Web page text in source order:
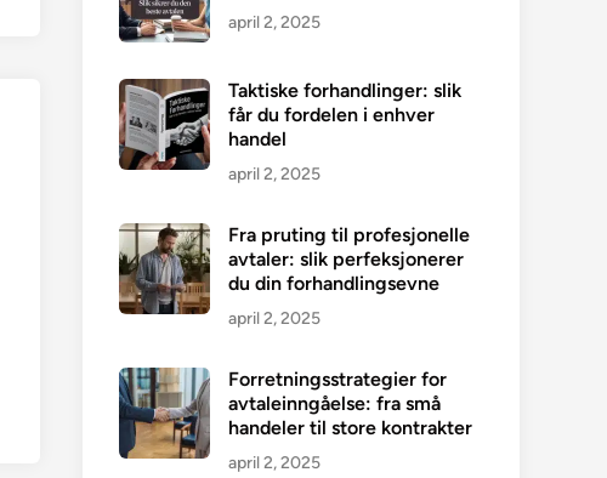
april 2, 2025
Taktiske forhandlinger: slik
får du fordelen i enhver
handel
april 2, 2025
Fra pruting til profesjonelle
avtaler: slik perfeksjonerer
du din forhandlingsevne
april 2, 2025
Forretningsstrategier for
avtaleinngåelse: fra små
handeler til store kontrakter
april 2, 2025